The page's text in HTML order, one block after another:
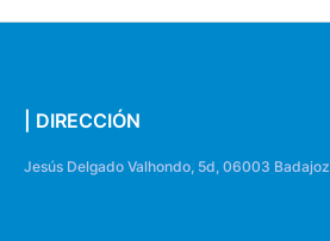
| DIRECCIÓN
Jesús Delgado Valhondo, 5d, 06003 Badajoz